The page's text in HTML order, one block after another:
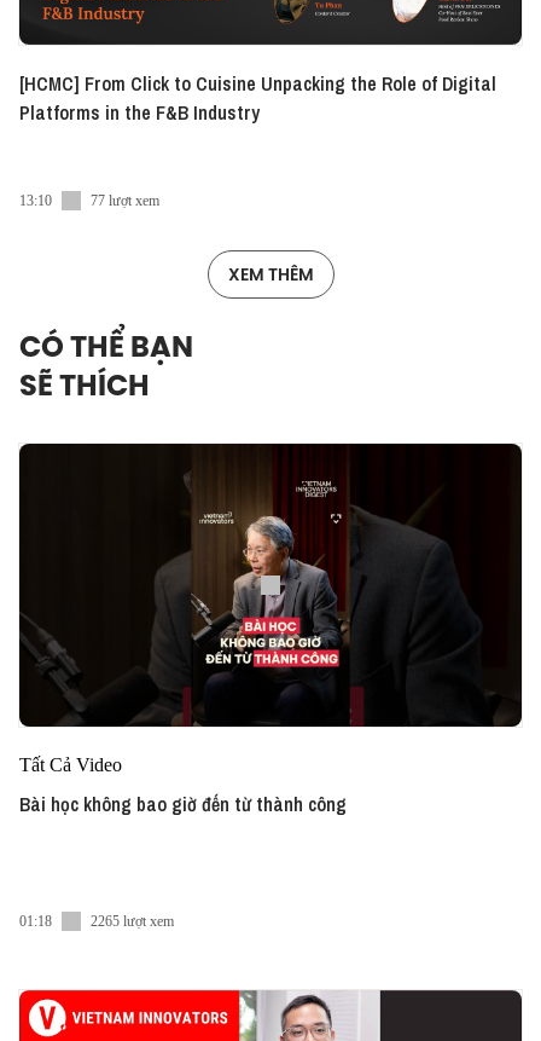
[HCMC] From Click to Cuisine Unpacking the Role of Digital
Platforms in the F&B Industry
13:10 77 lượt xem
XEM THÊM
CÓ THỂ BẠN
SẼ THÍCH
Tất Cả Video
Bài học không bao giờ đến từ thành công
01:18 2265 lượt xem